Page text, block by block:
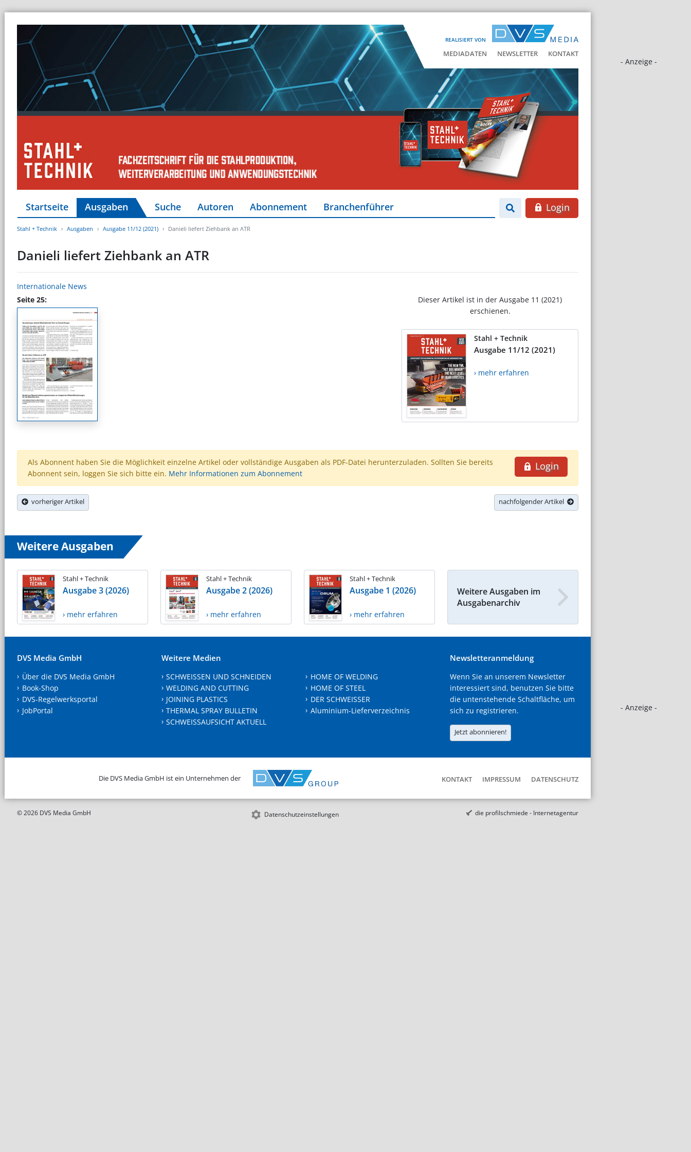
REALISIERT VON
MEDIADATEN NEWSLETTER KONTAKT
- Anzeige -
- Anzeige -
Startseite Ausgaben Suche Autoren Abonnement Branchenführer Login
Stahl + Technik Ausgaben Ausgabe 11/12 (2021) Danieli liefert Ziehbank an ATR
Danieli liefert Ziehbank an ATR
Internationale News
Seite 25:
Dieser Artikel ist in der Ausgabe 11 (2021)
erschienen.
Stahl + Technik
Ausgabe 11/12 (2021)
› mehr erfahren
Login
Als Abonnent haben Sie die Möglichkeit einzelne Artikel oder vollständige Ausgaben als PDF-Datei herunterzuladen. Sollten Sie bereits
Abonnent sein, loggen Sie sich bitte ein. Mehr Informationen zum Abonnement
vorheriger Artikel nachfolgender Artikel
Weitere Ausgaben
Stahl + Technik
Ausgabe 3 (2026)
› mehr erfahren
Stahl + Technik
Ausgabe 2 (2026)
› mehr erfahren
Stahl + Technik
Ausgabe 1 (2026)
› mehr erfahren
Weitere Ausgaben im
Ausgabenarchiv
DVS Media GmbH
Über die DVS Media GmbH
Book-Shop
DVS-Regelwerksportal
JobPortal
Weitere Medien
SCHWEISSEN UND SCHNEIDEN
WELDING AND CUTTING
JOINING PLASTICS
THERMAL SPRAY BULLETIN
SCHWEISSAUFSICHT AKTUELL
HOME OF WELDING
HOME OF STEEL
DER SCHWEISSER
Aluminium-Lieferverzeichnis
Newsletteranmeldung
Wenn Sie an unserem Newsletter
interessiert sind, benutzen Sie bitte
die untenstehende Schaltfläche, um
sich zu registrieren.
Jetzt abonnieren!
Die DVS Media GmbH ist ein Unternehmen der KONTAKT IMPRESSUM DATENSCHUTZ
© 2026 DVS Media GmbH Datenschutzeinstellungen die profilschmiede - Internetagentur